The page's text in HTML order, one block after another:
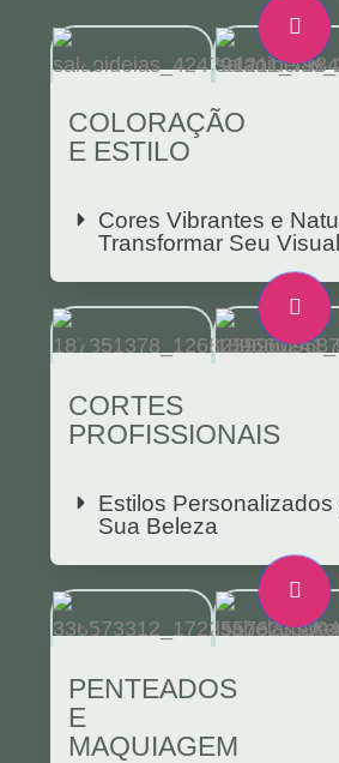
COLORAÇÃO
E ESTILO
Cores Vibrantes e
Transformar Seu Visual
CORTES
PROFISSIONAIS
Estilos
Sua Beleza
PENTEADOS
E
MAQUIAGEM